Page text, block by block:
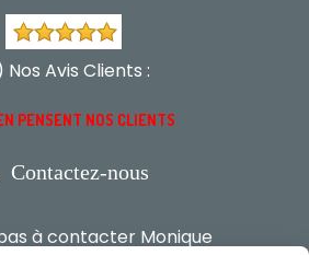
Nos Avis Clients :
PENSENT NOS CLIENTS
Contactez-nous
à contacter Monique